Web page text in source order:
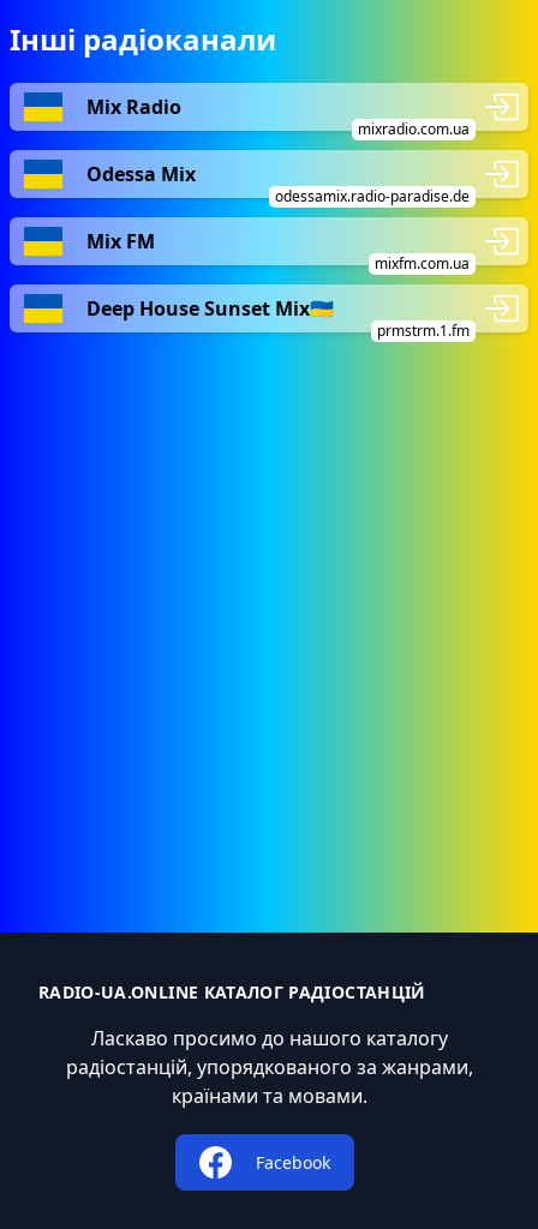
Інші радіоканали
Mix Radio
mixradio.com.ua
Odessa Mix
odessamix.radio-paradise.de
Mix FM
mixfm.com.ua
Deep House Sunset Mix🇺🇦
prmstrm.1.fm
RADIO-UA.ONLINE КАТАЛОГ РАДІОСТАНЦІЙ
Ласкаво просимо до нашого каталогу
радіостанцій, упорядкованого за жанрами,
країнами та мовами.
Facebook